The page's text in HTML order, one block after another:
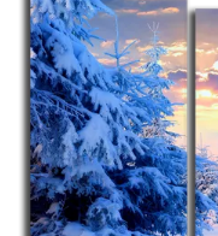
Этника
Техника
Для детей
Для мужчин
Игры
Фильмы, Мультфильмы
Спорт
Космос